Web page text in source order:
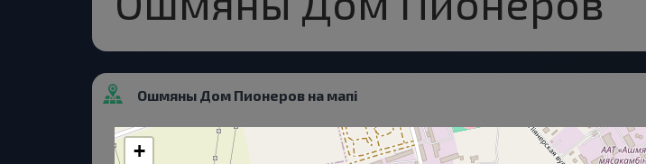
Ошмяны Дом Пионеров на мапі
+